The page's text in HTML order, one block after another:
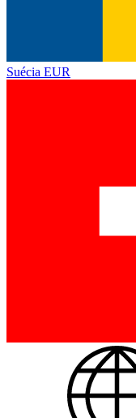
Suécia EUR